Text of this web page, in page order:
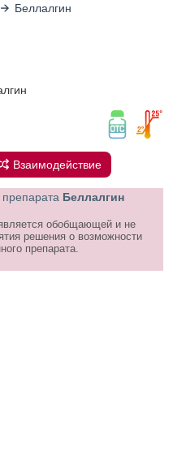
Беллалгин
Взаимодействие
Беллалгин
обобщающей и не
решения о возможности
препарата.